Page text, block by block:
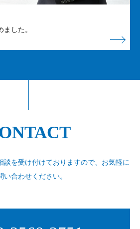
した。
を受け付けておりますので、 お気軽に
い合わせください。